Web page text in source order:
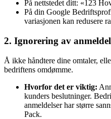
På nettstedet ditt: «123
På din Google
variasjonen kan redusere
2. Ignorering av
Å ikke håndtere dine omtaler,
bedriftens omdømme.
Hvorfor det er viktig:
kunders beslutninger.
anmeldelser har større
Pack.